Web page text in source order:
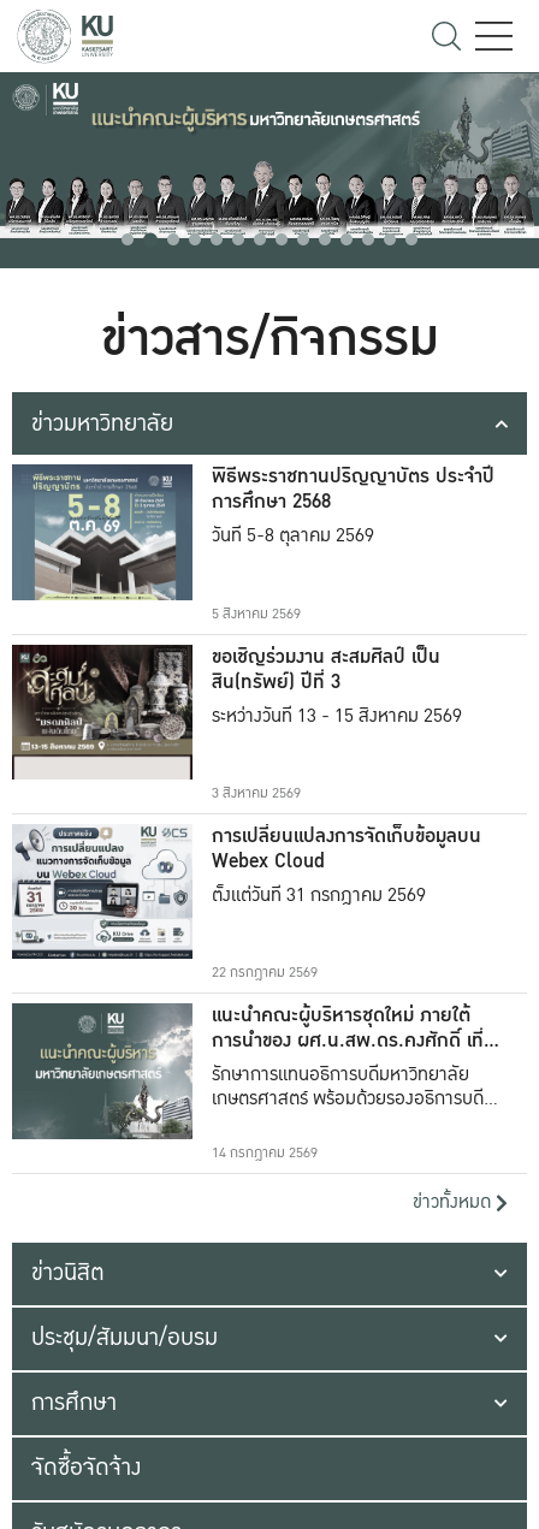
ข่าวสาร/กิจกรรม
ข่าวมหาวิทยาลัย
พิธีพระราชทานปริญญาบัตร ประจำปี
การศึกษา 2568
วันที่ 5-8 ตุลาคม 2569
5 สิงหาคม 2569
ขอเชิญร่วมงาน สะสมศิลป์ เป็น
สิน(ทรัพย์) ปีที่ 3
ระหว่างวันที่ 13 - 15 สิงหาคม 2569
3 สิงหาคม 2569
การเปลี่ยนแปลงการจัดเก็บข้อมูลบน
Webex Cloud
ตั้งแต่วันที่ 31 กรกฎาคม 2569
22 กรกฎาคม 2569
แนะนำคณะผู้บริหารชุดใหม่ ภายใต้
การนำของ ผศ.น.สพ.ดร.คงศักดิ์ เที่ยง
ธรรม
รักษาการแทนอธิการบดีมหาวิทยาลัย
เกษตรศาสตร์ พร้อมด้วยรองอธิการบดีทั้ง
14 กรกฎาคม 2569
ข่าวทั้งหมด
ข่าวนิสิต
ประชุม/สัมมนา/อบรม
การศึกษา
จัดซื้อจัดจ้าง